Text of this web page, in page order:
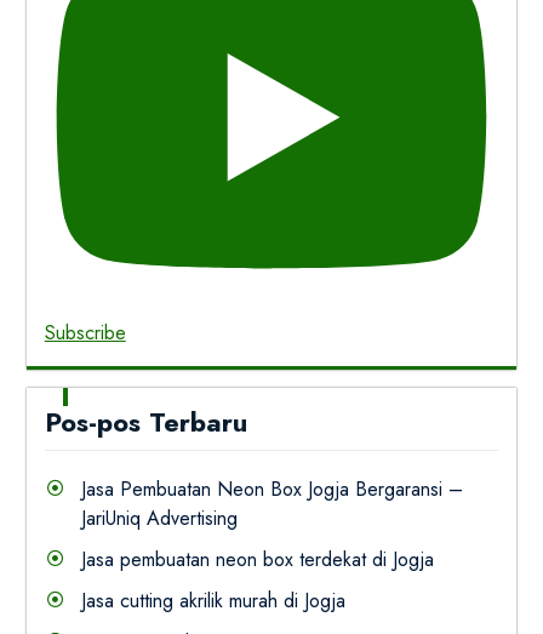
Subscribe
Pos-pos Terbaru
Jasa Pembuatan Neon Box Jogja Bergaransi –
JariUniq Advertising
Jasa pembuatan neon box terdekat di Jogja
Jasa cutting akrilik murah di Jogja